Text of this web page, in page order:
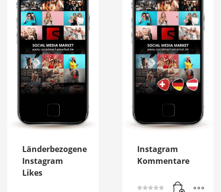
Länderbezogene
Instagram
Likes
Instagram
Kommentare